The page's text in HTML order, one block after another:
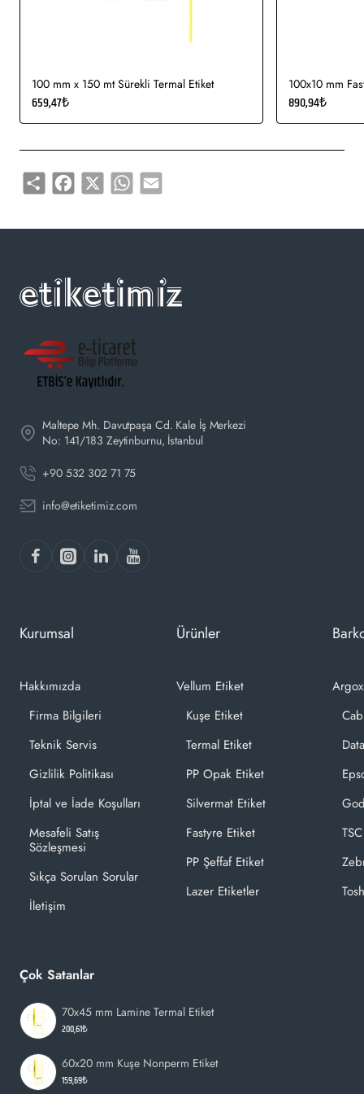
Gıda etiketi vb. amaçlar için sayısız sektör tarafından kullanımı
100 mm x 150 mt Sürekli Termal Etiket
659,47₺
100x10 mm
890,94₺
Share Facebook
X WhatsApp
Email
Maltepe Mh. Davutpaşa Cd. Kale İş Merkezi
No: 141/183 Zeytinburnu, İstanbul
+90 532 302 71 75
info@etiketimiz.com
Kurumsal
Hakkımızda
Firma Bilgileri
Teknik Servis
Gizlilik Politikası
İptal ve İade Koşulları
Mesafeli Satış
Sözleşmesi
Sıkça Sorulan Sorular
İletişim
Ürünler
Vellum Etiket
Kuşe Etiket
Termal Etiket
PP Opak Etiket
Silvermat Etiket
Fastyre Etiket
PP Şeffaf Etiket
Lazer Etiketler
Çok Satanlar
70x45 mm Lamine Termal Etiket
200,61₺
60x20 mm Kuşe Nonperm Etiket
159,69₺